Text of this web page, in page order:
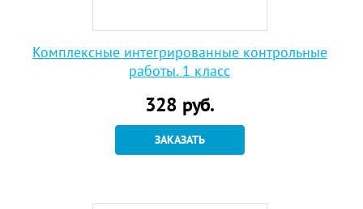
Комплексные интегрированные контрольные
работы. 1 класс
328 руб.
ЗАКАЗАТЬ